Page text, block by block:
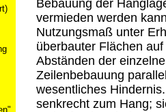
Bebauung der
vermieden werden
Nutzungsmaß unter
überbauter Flächen
Abständen der
Zeilenbebauung
wesentliches
senkrecht zum Hang;